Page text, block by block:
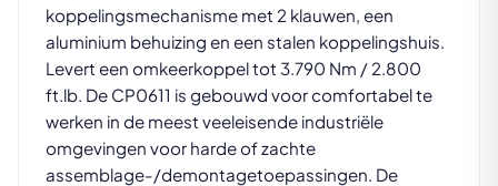
koppelingsmechanisme met 2 klauwen, een
aluminium behuizing en een stalen koppelingshuis.
Levert een omkeerkoppel tot 3.790 Nm / 2.800
ft.lb. De CP0611 is gebouwd voor comfortabel te
werken in de meest veeleisende industriële
omgevingen voor harde of zachte
assemblage-/demontagetoepassingen. De